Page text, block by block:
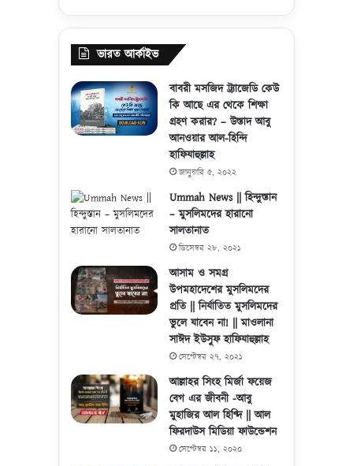
ভারত আর্কাইভ
বাবরী মসজিদ ট্র্যাজেডি কেউ
কি আছে এর থেকে শিক্ষা
গ্রহণ করার? – উস্তাদ আবু
আনওয়ার আল-হিন্দি
হাফিযাহুল্লাহ
জানুয়ারি ৫, ২০২২
Ummah News || হিন্দুস্তান
– মুসলিমদের হারানো
সালতানাত
ডিসেম্বর ২৮, ২০২১
আসাম ও সমগ্র
উপমহাদেশের মুসলিমদের
প্রতি || নির্যাতিত মুসলিমদের
ভুলে যাবেন না! || মাওলানা
সাঈদ ইউসুফ হাফিযাহুল্লাহ
সেপ্টেম্বর ২৭, ২০২১
আল্লাহর সিংহ মির্জা ফয়েজ
বেগ এর জীবনী -আবু
মুহাজির আল হিণ্দি || আল
ফিরদাউস মিডিয়া ফাউন্ডেশন
সেপ্টেম্বর ১১, ২০২০